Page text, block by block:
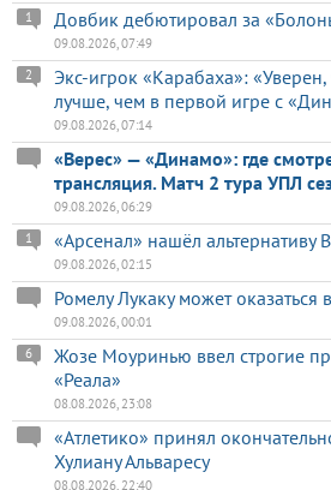
Довбик дебютировал за
1
09.08.2026, 07:49
Экс-игрок «Карабаха»:
лучше, чем в первой игре с
2
09.08.2026, 07:14
«Верес» — «Динамо»: где
трансляция. Матч 2 тура УПЛ
09.08.2026, 06:29
«Арсенал» нашёл альтернативу
1
09.08.2026, 02:15
Ромелу Лукаку может оказаться
09.08.2026, 00:01
Жозе Моуринью ввел строгие
«Реала»
6
08.08.2026, 23:08
«Атлетико» принял
Хулиану Альваресу
08.08.2026, 22:40